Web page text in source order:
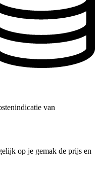
van
op je gemak de prijs en